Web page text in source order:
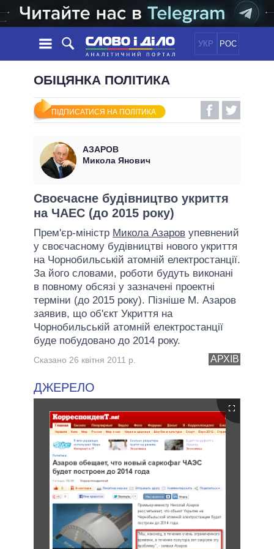
УКР РОС
НОВИНИ
СТРІЧКА
ПОДІЇ
СТАТТІ
ДУМКИ
ОГЛЯДИ
ДАЙДЖЕСТИ
ПОЛІТИКА
ЕКОНОМІКА
СВІТ
ОБIЦЯНКИ
УСІ ПОЛІТИКИ
ПРЕЗИДЕНТ І ОФІС
ВЕРХОВНА РАДА
КАБІНЕТ МІНІСТРІВ
ГОЛОВИ ОБЛАДМІНІСТРАЦІЙ
МЕРИ МІСТ
ВСІ ПЕРСОНИ
ІНФОГРАФІКА
ПІДТРИМАТИ
ПОРІВНЯННЯ ПОЛІТИКІВ
ОБІЦЯНКА ПОЛІТИКА
ПІДПИСАТИСЯ НА ПОЛІТИКА
АЗАРОВ
Микола Янович
Своєчасне будівництво укриття
на ЧАЕС (до 2015 року)
Прем'єр-міністр Микола Азаров упевнений
у своєчасному будівництві нового укриття
на Чорнобильській атомній електростанції.
За його словами, роботи будуть виконані
в повному обсязі у зазначені проектні
терміни (до 2015 року). Пізніше М. Азаров
заявив, що об'єкт Укриття на
Чорнобильській атомній електростанції
буде побудовано до 2014 року.
АРХІВ
Сказано 26 квітня 2011 р.
ДЖЕРЕЛО